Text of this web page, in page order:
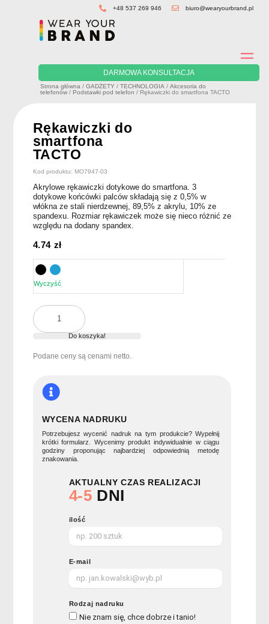
+48 537 269 946 biuro@wearyourbrand.pl
DARMOWA KONSULTACJA
Strona główna /GADŻETY /TECHNOLOGIA /Akcesoria do
telefonów / Podstawki pod telefon / Rękawiczki do smartfona TACTO
Rękawiczki do
smartfona
TACTO
Kod produktu: MO7947-03
Akrylowe rękawiczki dotykowe do smartfona. 3
dotykowe końcówki palców składają się z 0,5% w
włókna ze stali nierdzewnej, 89,5% z akrylu, 10% ze
spandexu. Rozmiar rękawiczek może się nieco różnić ze
względu na dodany spandex.
4.74 zł
Wyczyść
ilość
Rękawiczki
TACTO
Do koszyka!
Podane ceny są cenami netto.
WYCENA NADRUKU
Potrzebujesz wycenić nadruk na tym produkcie? Wypełnij
krótki formularz. Wycenimy produkt indywidualnie w ciągu
godziny proponując najbardziej odpowiednią metodę
znakowania.
AKTUALNY CZAS REALIZACJI
4-5 DNI
ilość
E-mail
Rodzaj nadruku
Nie znam się, chce dobrze i tanio!